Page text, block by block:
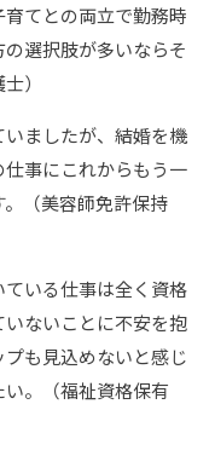
てとの両立で勤務時
選択肢が多いならそ
）
いましたが、結婚を機
事にこれからもう一
（美容師免許保持
ている仕事は全く資格
ないことに不安を抱
も見込めないと感じ
。（福祉資格保有